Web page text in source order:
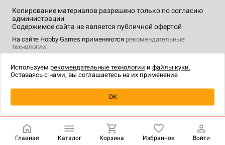
Уведомить о наличии
Копирование материалов разрешено только по согласию
администрации
Содержимое сайта не является публичной офертой
На сайте Hobby Games применяются рекомендательные
технологии.
Главная Каталог Корзина Избранное Войти
Используем рекомендательные технологии и файлы куки.
Оставаясь с нами, вы соглашаетесь на их применение
OK